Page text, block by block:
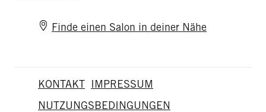
Finde einen Salon in deiner Nähe
KONTAKT IMPRESSUM
NUTZUNGSBEDINGUNGEN